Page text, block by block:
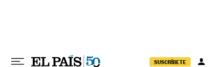
SUSCRÍBETE